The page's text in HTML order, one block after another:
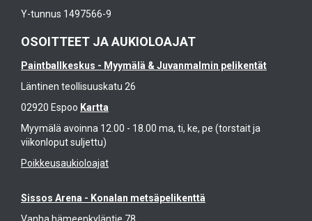
Y-tunnus 1497566-9
OSOITTEET JA AUKIOLOAJAT
Paintballkeskus - Myymälä & Juvanmalmin pelikentät
Läntinen teollisuuskatu 26
02920 Espoo Kartta
Myymälä avoinna 12.00 - 18.00 ma, ti, ke, pe (torstait ja
viikonloput suljettu)
Poikkeusaukioloajat
Sissos Arena - Konalan metsäpelikenttä
Vanha hämeenkyläntie 78